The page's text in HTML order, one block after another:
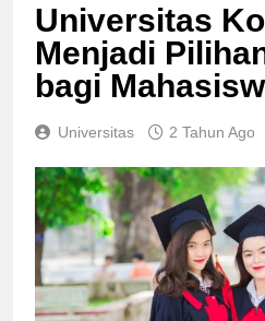
Universitas
Menjadi
bagi
Universitas 2 Tahun Ago